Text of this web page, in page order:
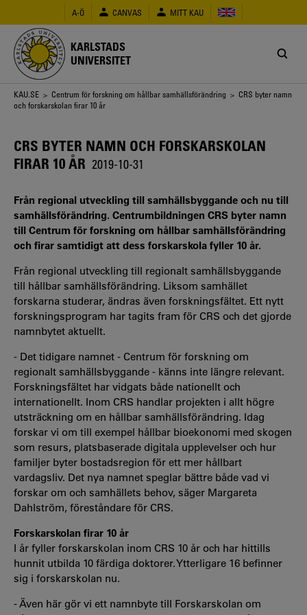
huvudinnehåll
A-Ö CANVAS MITT KAU
KARLSTADS
UNIVERSITET
Länkstig
KAU.SE > Centrum för forskning om hållbar samhällsförändring > CRS byter namn
och forskarskolan firar 10 år
CRS BYTER NAMN OCH FORSKARSKOLAN
FIRAR 10 ÅR 2019-10-31
Från regional utveckling till samhällsbyggande och nu till
samhällsförändring. Centrumbildningen CRS byter namn
till Centrum för forskning om hållbar samhällsförändring
och firar samtidigt att dess forskarskola fyller 10 år.
Från regional utveckling till regionalt samhällsbyggande
till hållbar samhällsförändring. Liksom samhället
forskarna studerar, ändras även forskningsfältet. Ett nytt
forskningsprogram har tagits fram för CRS och det gjorde
namnbytet aktuellt.
- Det tidigare namnet - Centrum för forskning om
regionalt samhällsbyggande - känns inte längre relevant.
Forskningsfältet har vidgats både nationellt och
internationellt. Inom CRS handlar projekten i allt högre
utsträckning om en hållbar samhällsförändring. Idag
forskar vi om till exempel hållbar bioekonomi med skogen
som resurs, platsbaserade digitala upplevelser och hur
familjer byter bostadsregion för ett mer hållbart
vardagsliv. Det nya namnet speglar bättre både vad vi
forskar om och samhällets behov, säger Margareta
Dahlström, föreståndare för CRS.
Forskarskolan firar 10 år
I år fyller forskarskolan inom CRS 10 år och har hittills
hunnit utbilda 10 färdiga doktorer. Ytterligare 16 befinner
sig i forskarskolan nu.
- Även här gör vi ett namnbyte till Forskarskolan om